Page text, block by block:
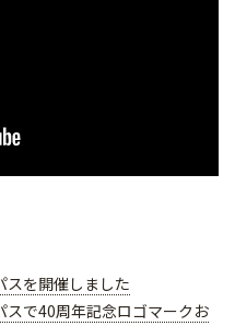
スを開催しました
スで40周年記念ロゴマークお